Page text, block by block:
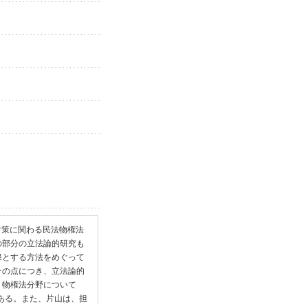
に関わる民法物権法
分の立法論的研究も
する方法をめぐって
点につき、立法論的
権法分野について
る。また、片山は、担